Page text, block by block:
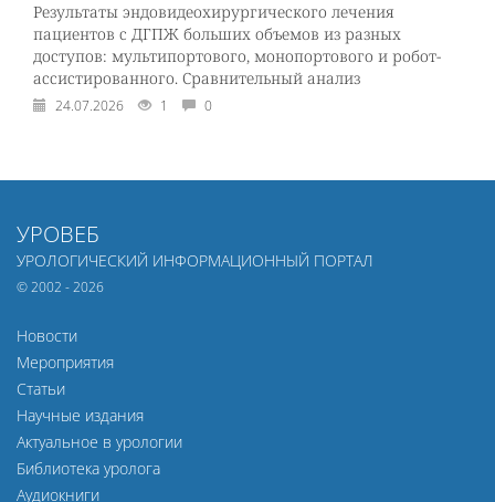
Результаты эндовидеохирургического лечения
пациентов с ДГПЖ больших объемов из разных
доступов: мультипортового, монопортового и робот-
ассистированного. Сравнительный анализ
24.07.2026 1 0
УРОВЕБ
УРОЛОГИЧЕСКИЙ ИНФОРМАЦИОННЫЙ ПОРТАЛ
© 2002 - 2026
Новости
Мероприятия
Статьи
Научные издания
Актуальное в урологии
Библиотека уролога
Аудиокниги